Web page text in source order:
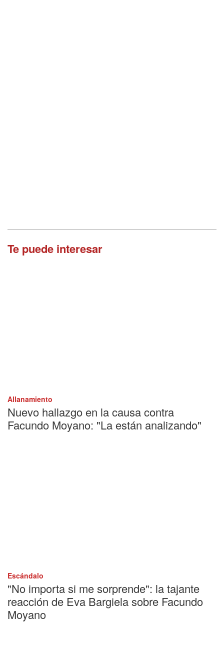
Te puede interesar
Allanamiento
Nuevo hallazgo en la causa contra
Facundo Moyano: "La están analizando"
Escándalo
"No importa si me sorprende": la tajante
reacción de Eva Bargiela sobre Facundo
Moyano